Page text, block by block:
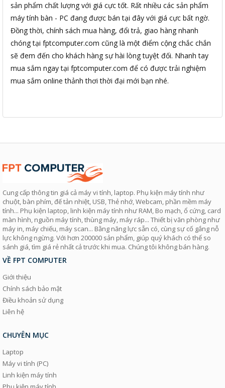
sản phẩm chất lượng với giá cực tốt. Rất nhiều các sản phẩm
máy tính bàn - PC đang được bán tại đây với giá cực bất ngờ.
Đồng thời, chính sách mua hàng, đổi trả, giao hàng nhanh
chóng tại fptcomputer.com cũng là một điểm cộng chắc chắn
sẽ đem đến cho khách hàng sự hài lòng tuyệt đối. Nhanh tay
mua sắm ngay tại fptcomputer.com để có được trải nghiệm
mua sắm online thảnh thơi thời đại mới bạn nhé.
Cung cấp thông tin giá cả máy vi tính, laptop. Phụ kiện máy tính như
chuột, bàn phím, đế tản nhiệt, USB, Thẻ nhớ, Webcam, phần mềm máy
tính... Phụ kiện laptop, linh kiện máy tính như RAM, Bo mạch, ổ cứng, card
màn hình, nguồn máy tính, thùng máy, máy ráp... Thiết bị văn phòng như
máy in, máy chiếu, máy scan... Bằng năng lực sẵn có, cùng sự cố gắng nỗ
lực không ngừng. Với hơn 200000 sản phẩm, giúp quý khách có thể so
sánh giá, tìm giá rẻ nhất cả trước khi mua. Chúng tôi không bán hàng.
VỀ FPT COMPUTER
Giới thiệu
Chính sách bảo mật
Điều khoản sử dụng
Liên hệ
CHUYÊN MỤC
Laptop
Máy vi tính (PC)
Linh kiện máy tính